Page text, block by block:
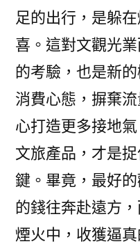
足的出行，是躲
喜。這對文觀光
的考驗，也是新
消費心態，摒棄
心打造更多接地
文旅產品，才是
鍵。畢竟，最好
的錢往奔赴遠方
煙火中，收獲逼